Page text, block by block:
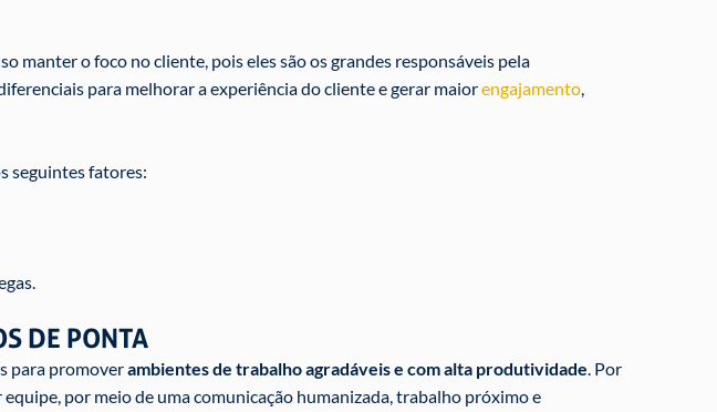
manter o foco no cliente, pois eles são os grandes responsáveis pela
para melhorar a experiência do cliente e gerar maiorengajamento,
seguintes fatores:
DE PONTA
para promoverambientes de trabalho agradáveis e com alta produtividade. Por
por meio de uma comunicação humanizada, trabalho próximo e